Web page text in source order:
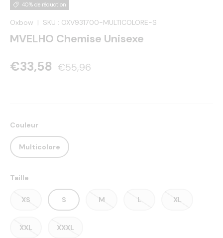
40% de réduction
Oxbow | SKU : OXV931700-MULTICOLORE-S
MVELHO Chemise Unisexe
€33,58 €55,96
Couleur
Multicolore
Taille
XS S M L XL
XXL XXXL